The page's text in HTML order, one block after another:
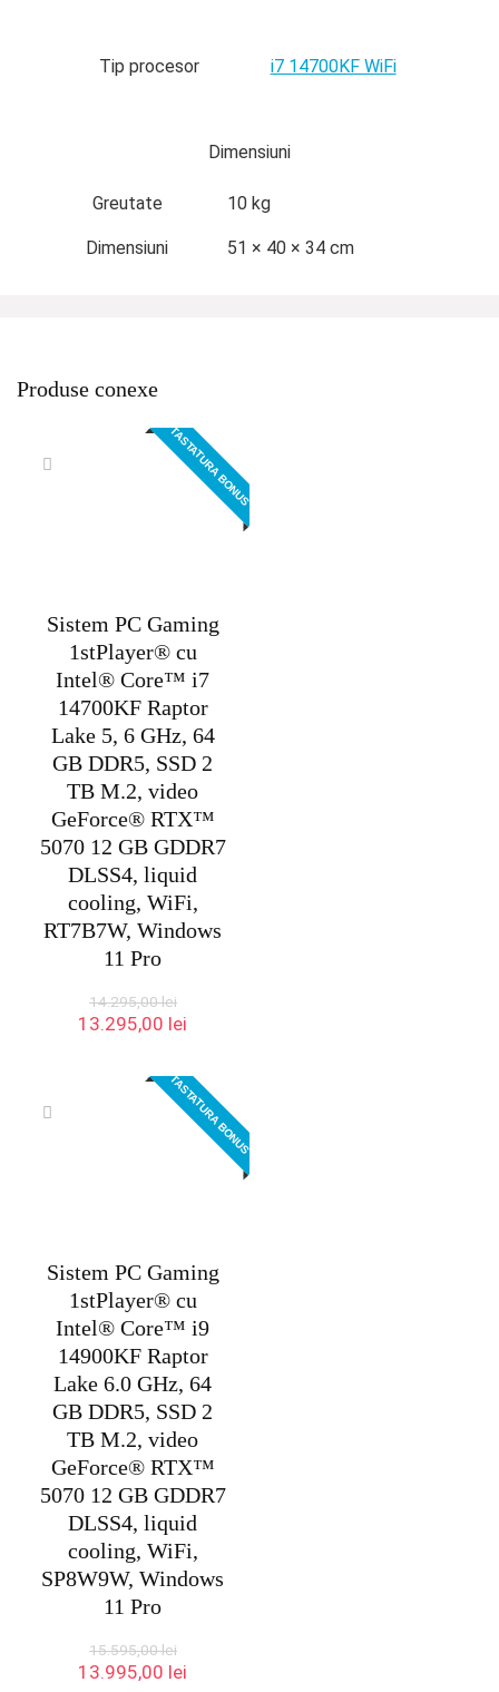
Tip procesor i7 14700KF WiFi
Dimensiuni
Greutate 10 kg
Dimensiuni 51 × 40 × 34 cm
Produse conexe
TASTATURA BONUS
Sistem PC Gaming
1stPlayer® cu
Intel® Core™ i7
14700KF Raptor
Lake 5, 6 GHz, 64
GB DDR5, SSD 2
TB M.2, video
GeForce® RTX™
5070 12 GB GDDR7
DLSS4, liquid
cooling, WiFi,
RT7B7W, Windows
11 Pro
14.295,00lei
Prețul
14.295,00 lei.
13.295,00 lei
13.295,00 lei.
TASTATURA BONUS
Sistem PC Gaming
1stPlayer® cu
Intel® Core™ i9
14900KF Raptor
Lake 6.0 GHz, 64
GB DDR5, SSD 2
TB M.2, video
GeForce® RTX™
5070 12 GB GDDR7
DLSS4, liquid
cooling, WiFi,
SP8W9W, Windows
11 Pro
15.595,00lei
Prețul
13.995,00 lei